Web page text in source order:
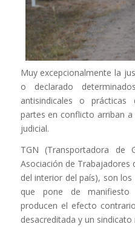
Muy excepcionalmente la
o declarado
antisindicales o prácticas
partes en conflicto arriban
judicial.
TGN (Transportadora
Asociación de Trabajadores
del interior del país), son
que pone de manifiesto
producen el efecto
desacreditada y un